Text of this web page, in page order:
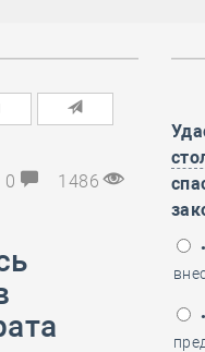
-День знаний
День полного
-
День Победы!
0 1486